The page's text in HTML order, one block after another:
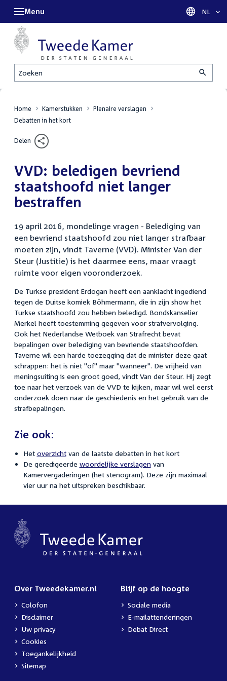
Zoeken
Menu Taal
NL
Home Kamerstukken
Plenaire verslagen
Debatten in het kort
Delen
VVD: beledigen bevriend
staatshoofd niet langer
bestraffen
19 april 2016, mondelinge vragen - Belediging van
een bevriend staatshoofd zou niet langer strafbaar
moeten zijn, vindt Taverne (VVD). Minister Van der
Steur (Justitie) is het daarmee eens, maar vraagt
ruimte voor eigen vooronderzoek.
De Turkse president Erdogan heeft een aanklacht ingediend
tegen de Duitse komiek Böhmermann, die in zijn show het
Turkse staatshoofd zou hebben beledigd. Bondskanselier
Merkel heeft toestemming gegeven voor strafvervolging.
Ook het Nederlandse Wetboek van Strafrecht bevat
bepalingen over belediging van bevriende staatshoofden.
Taverne wil een harde toezegging dat de minister deze gaat
schrappen: het is niet "of" maar "wanneer". De vrijheid van
meningsuiting is een groot goed, vindt Van der Steur. Hij zegt
toe naar het verzoek van de VVD te kijken, maar wil wel eerst
onderzoek doen naar de geschiedenis en het gebruik van de
strafbepalingen.
Zie ook:
Het overzichtvan de laatste debatten in het kort
De geredigeerde woordelijke verslagenvan
Kamervergaderingen (het stenogram). Deze zijn maximaal
vier uur na het uitspreken beschikbaar.
Over Tweedekamer.nl
Colofon
Disclaimer
Uw privacy
Cookies
Toegankelijkheid
Sitemap
Blijf op de hoogte
Sociale media
E-mailattenderingen
Debat Direct